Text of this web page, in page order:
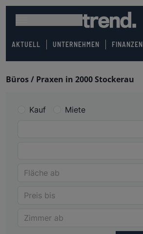
AKTUELL UNTERNEHMEN FINANZEN
Büros / Praxen in 2000 Stockerau
Kauf Miete